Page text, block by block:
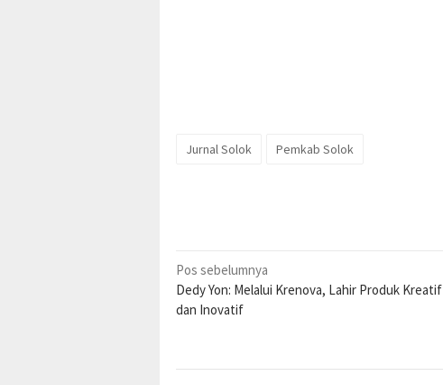
Jurnal Solok Pemkab Solok
Navigasi
pos
Pos sebelumnya
Dedy Yon: Melalui Krenova, Lahir Produk Kreatif
dan Inovatif